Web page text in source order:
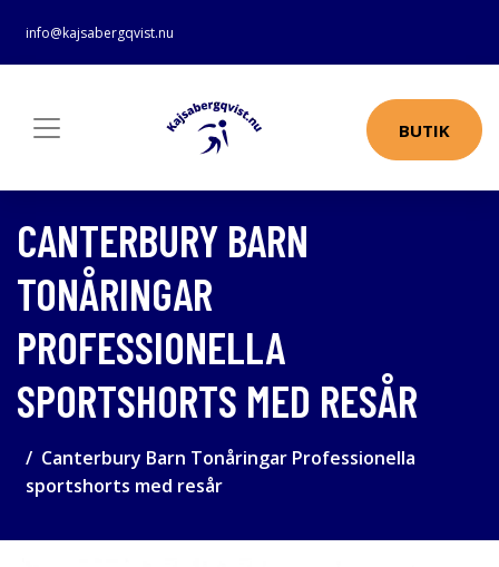
info@kajsabergqvist.nu
BUTIK
CANTERBURY BARN
TONÅRINGAR
PROFESSIONELLA
SPORTSHORTS MED RESÅR
Canterbury Barn Tonåringar Professionella
sportshorts med resår